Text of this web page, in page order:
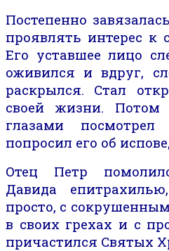
Постепенно
проявлять интерес к
Его уставшее лицо
оживился и вдруг,
раскрылся. Стал
своей жизни. Потом
глазами
попросил его об
Отец Петр
Давида
просто, с
в своих грехах и с
причастился Святых